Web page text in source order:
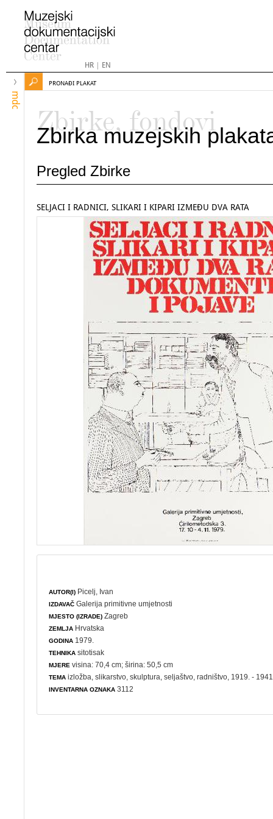
HR| EN
mdc
PRONAĐI PLAKAT
Zbirke, fondovi
Zbirka muzejskih
Pregled Zbirke
SELJACI I RADNICI, SLIKARI I KIPARI IZMEĐU DVA RATA
AUTOR(I) Picelj, Ivan
IZDAVAČ Galerija primitivne umjetnosti
MJESTO (IZRADE) Zagreb
ZEMLJA Hrvatska
GODINA 1979.
TEHNIKA sitotisak
MJERE visina: 70,4 cm; širina: 50,5 cm
TEMA izložba ,slikarstvo ,skulptura ,seljaštvo ,radništvo , 1919. -
INVENTARNA OZNAKA 3112